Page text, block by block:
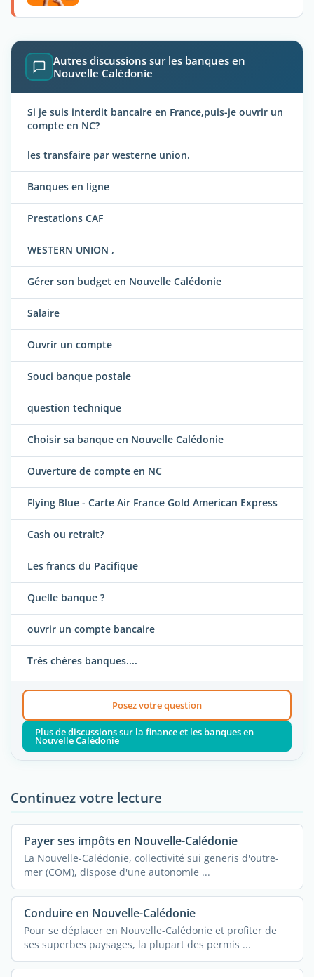
Autres discussions sur les banques en
Nouvelle Calédonie
Si je suis interdit bancaire en France,puis-je ouvrir un
compte en NC?
les transfaire par westerne union.
Banques en ligne
Prestations CAF
WESTERN UNION ,
Gérer son budget en Nouvelle Calédonie
Salaire
Ouvrir un compte
Souci banque postale
question technique
Choisir sa banque en Nouvelle Calédonie
Ouverture de compte en NC
Flying Blue - Carte Air France Gold American Express
Cash ou retrait?
Les francs du Pacifique
Quelle banque ?
ouvrir un compte bancaire
Très chères banques....
Posez votre question
Plus de discussions sur la finance et les banques en
Nouvelle Calédonie
Continuez votre lecture
Payer ses impôts en Nouvelle-Calédonie
La Nouvelle-Calédonie, collectivité sui generis d'outre-
mer (COM), dispose d'une autonomie ...
Conduire en Nouvelle-Calédonie
Pour se déplacer en Nouvelle-Calédonie et profiter de
ses superbes paysages, la plupart des permis ...